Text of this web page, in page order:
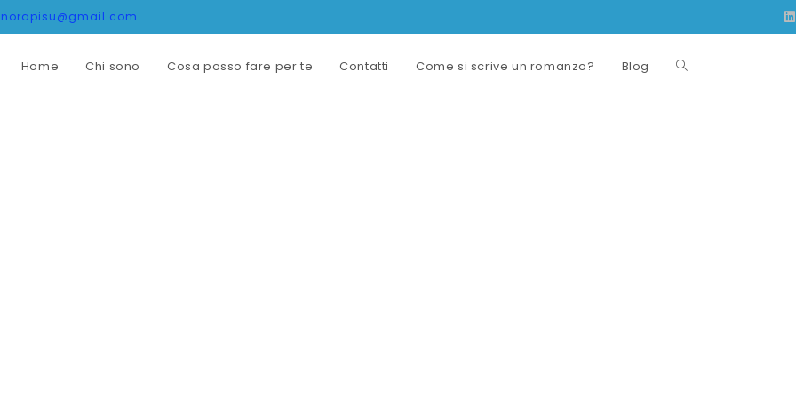
Home Chi sono Cosa posso fare per te Contatti Come si scrive un romanzo? Blog Attiva/disattiva